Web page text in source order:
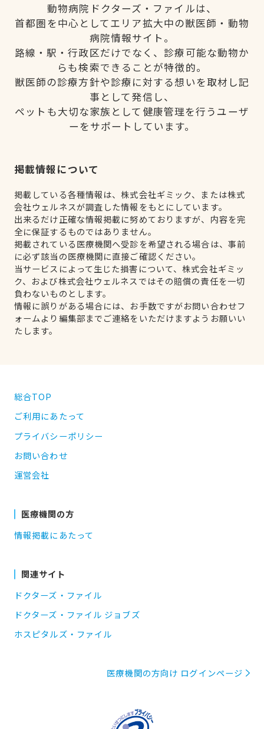
動物病院ドクターズ・ファイルは、
首都圏を中心としてエリア拡大中の獣医師・動物
病院情報サイト。
路線・駅・行政区だけでなく、診療可能な動物か
らも検索できることが特徴的。
獣医師の診療方針や診療に対する想いを取材し記
事として発信し、
ペットも大切な家族として健康管理を行うユーザ
ーをサポートしています。
掲載情報について
掲載している各種情報は、株式会社ギミック、または株式
会社ウェルネスが調査した情報をもとにしています。
出来るだけ正確な情報掲載に努めておりますが、内容を完
全に保証するものではありません。
掲載されている医療機関へ受診を希望される場合は、事前
に必ず該当の医療機関に直接ご確認ください。
当サービスによって生じた損害について、株式会社ギミッ
ク、および株式会社ウェルネスではその賠償の責任を一切
負わないものとします。
情報に誤りがある場合には、お手数ですがお問い合わせフ
ォームより編集部までご連絡をいただけますようお願いい
たします。
総合TOP
ご利用にあたって
プライバシーポリシー
お問い合わせ
運営会社
医療機関の方
情報掲載にあたって
関連サイト
ドクターズ・ファイル
ドクターズ・ファイル ジョブズ
ホスピタルズ・ファイル
医療機関の方向け ログインページ